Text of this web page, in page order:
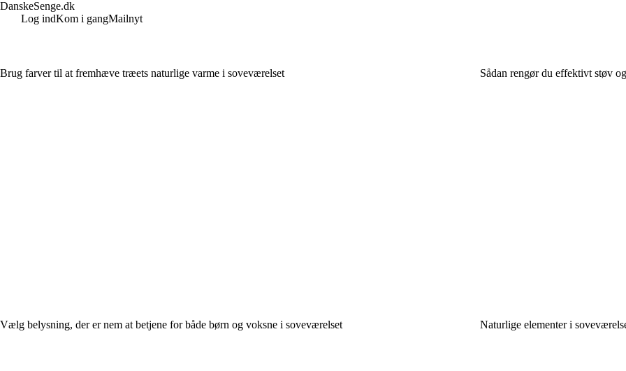
DanskeSenge.dk
Log indKom i gangMailnyt
Brug farver til at fremhæve træets naturlige varme i soveværelset Sådan rengør du effektivt støv
Vælg belysning, der er nem at betjene for både børn og voksne i soveværelset Naturlige elementer i